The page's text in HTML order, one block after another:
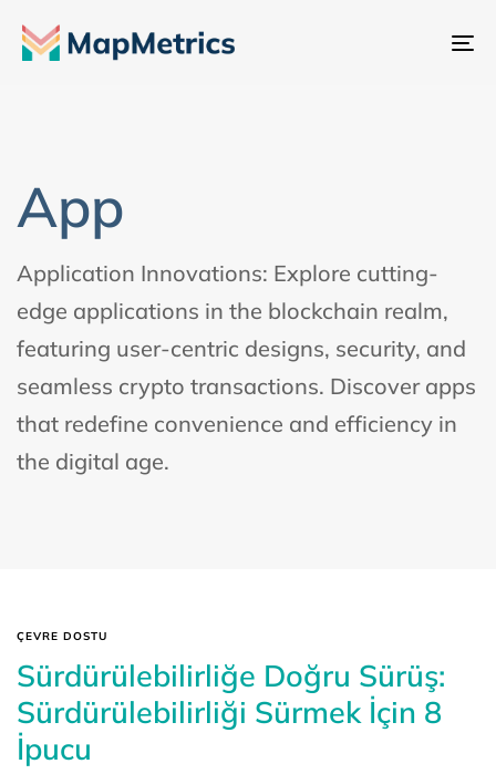
App
Application Innovations: Explore cutting-
edge applications in the blockchain realm,
featuring user-centric designs, security, and
seamless crypto transactions. Discover apps
that redefine convenience and efficiency in
the digital age.
ÇEVRE DOSTU
Sürdürülebilirliğe Doğru Sürüş:
Sürdürülebilirliği Sürmek İçin 8
İpucu